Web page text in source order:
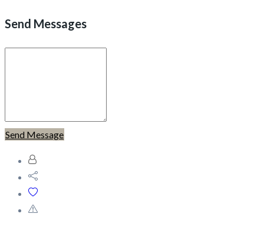
Send Messages
Send Message